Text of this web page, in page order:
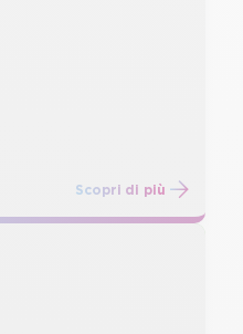
Scopri di più